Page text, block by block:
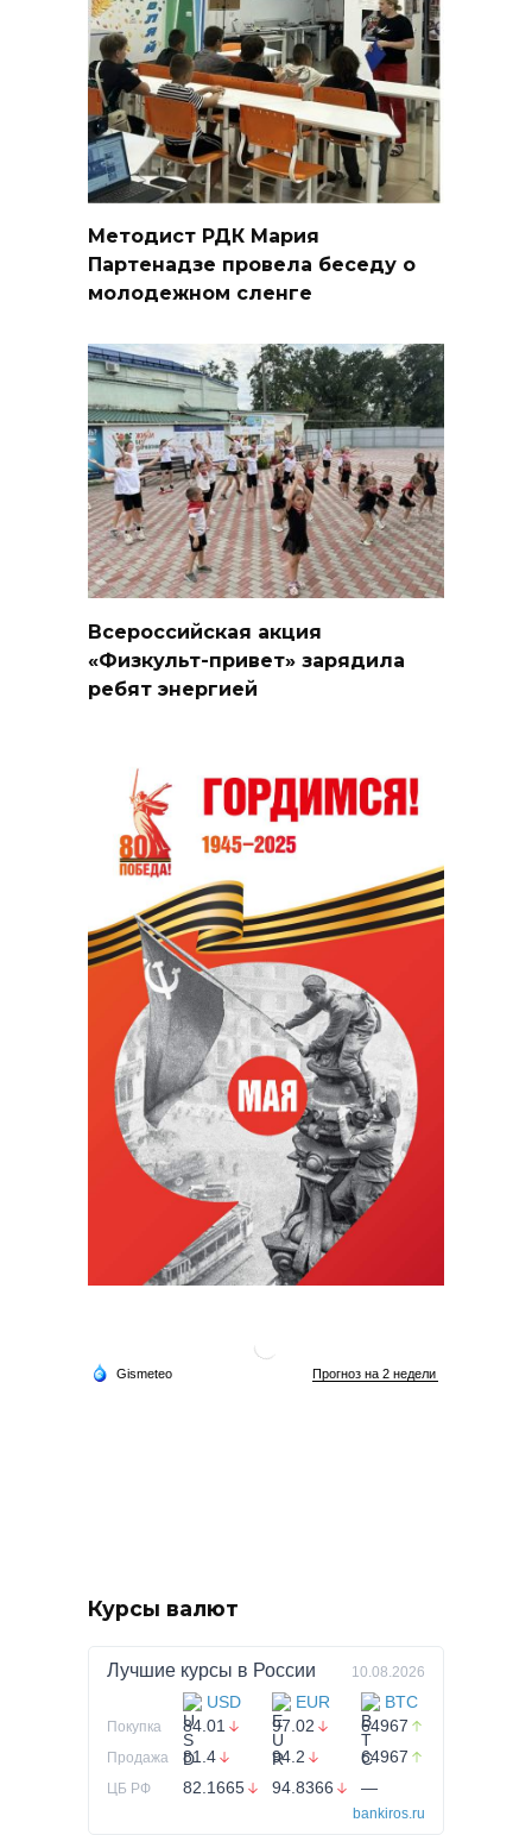
Методист РДК Мария
Партенадзе провела беседу о
молодежном сленге
Всероссийская акция
«Физкульт-привет» зарядила
ребят энергией
Курсы валют
Лучшие курсы в России 10.08.2026
USD EUR BTC
Покупка 84.01 97.02 64967
Продажа 81.4 94.2 64967
ЦБ РФ 82.1665 94.8366 —
bankiros.ru